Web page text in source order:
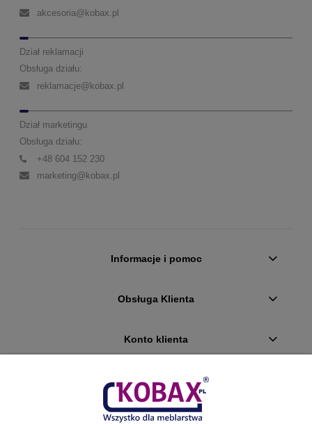
akcesoria@kobax.pl
Dział reklamacji
Obsługa działu:
reklamacje@kobax.pl
Dział marketingu
Obsługa działu:
+48 604 152 230
marketing@kobax.pl
Informacje i pomoc
Obsługa Klienta
Konto klienta
Płatności i dostawa
Ciekawostki